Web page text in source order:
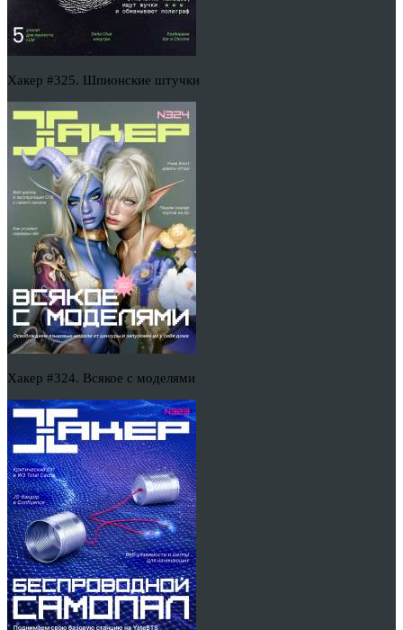
Хакер #325. Шпионские штучки
Хакер #324. Всякое с моделями